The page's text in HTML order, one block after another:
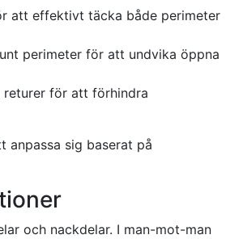
att effektivt täcka både perimeter
perimeter för att undvika öppna
returer för att förhindra
anpassa sig baserat på
och nackdelar. I man-mot-man